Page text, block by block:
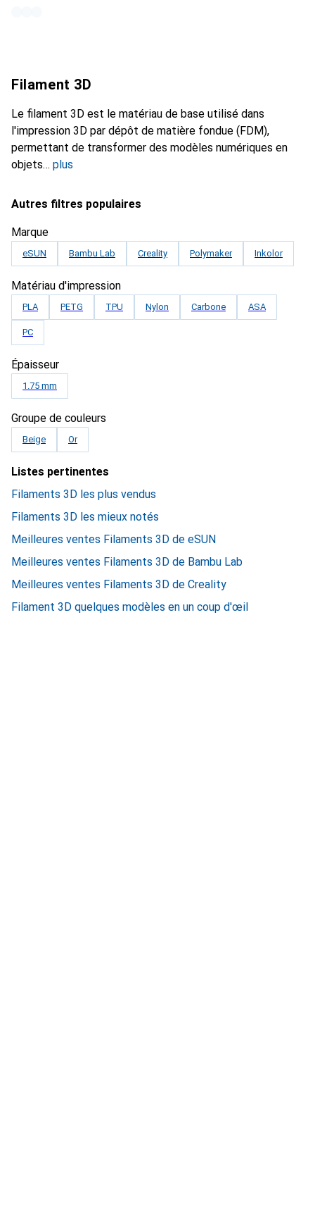
Filament 3D
Le filament 3D est le matériau de base utilisé dans
l'impression 3D par dépôt de matière fondue (FDM),
permettant de transformer des modèles numériques en
objets
plus
Autres filtres populaires
Marque
eSUN Bambu Lab Creality Polymaker Inkolor
Matériau d'impression
PLA PETG TPU Nylon Carbone ASA
PC
Épaisseur
1.75 mm
Groupe de couleurs
Beige Or
Listes pertinentes
Filaments 3D les plus vendus
Filaments 3D les mieux notés
Meilleures ventes Filaments 3D de eSUN
Meilleures ventes Filaments 3D de Bambu Lab
Meilleures ventes Filaments 3D de Creality
Filament 3D quelques modèles en un coup d'œil